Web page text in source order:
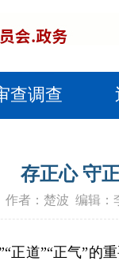
查调查
存正心 守
作者：楚波 编辑
道”“正气”的